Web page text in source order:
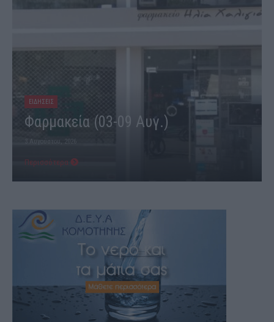
ΕΙΔΗΣΕΙΣ
Φαρμακεία (03-09 Αυγ.)
3 Αυγούστου, 2026
Περισσότερα